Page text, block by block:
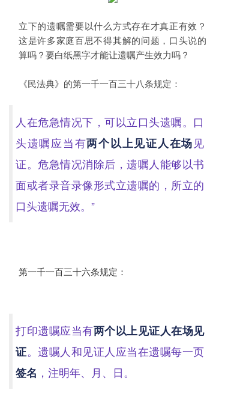
立下的遗嘱需要以什么方式存在才真正有效？
这是许多家庭百思不得其解的问题，口头说的
算吗？要白纸黑字才能让遗嘱产生效力吗？
《民法典》的第一千一百三十八条规定：
人在危急情况下，可以立口头遗嘱。口
头遗嘱应当有两个以上见证人在场 见
证。危急情况消除后，遗嘱人能够以书
面或者录音录像形式立遗嘱的，所立的
口头遗嘱无效。”
第一千一百三十六条规定：
打印遗嘱应当有两个以上见证人在场见
证。遗嘱人和见证人应当在遗嘱每一页
签名 ，注明年、月、日。